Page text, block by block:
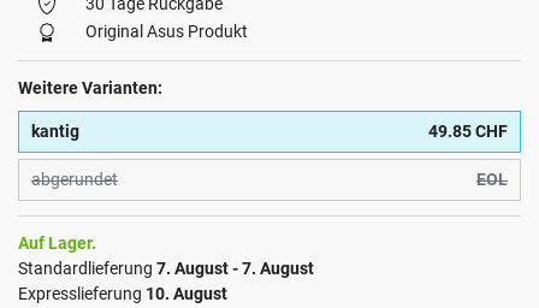
Original Asus Produkt
Weitere Varianten:
kantig 49.85 CHF
abgerundet EOL
Auf Lager.
Standardlieferung 7. August - 7. August
Expresslieferung 10. August